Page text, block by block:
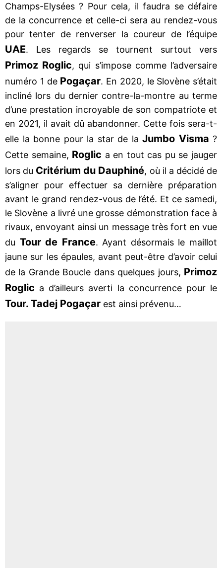
Champs-Elysées ? Pour cela, il faudra se défaire
de la concurrence et celle-ci sera au rendez-vous
pour tenter de renverser la coureur de l’équipe
UAE. Les regards se tournent surtout vers
Primoz Roglic, qui s’impose comme l’adversaire
numéro 1 de Pogaçar. En 2020, le Slovène s’était
incliné lors du dernier contre-la-montre au terme
d’une prestation incroyable de son compatriote et
en 2021, il avait dû abandonner. Cette fois sera-t-
elle la bonne pour la star de la Jumbo Visma ?
Cette semaine, Roglic a en tout cas pu se jauger
lors du Critérium du Dauphiné, où il a décidé de
s’aligner pour effectuer sa dernière préparation
avant le grand rendez-vous de l’été. Et ce samedi,
le Slovène a livré une grosse démonstration face à
rivaux, envoyant ainsi un message très fort en vue
du Tour de France. Ayant désormais le maillot
jaune sur les épaules, avant peut-être d’avoir celui
de la Grande Boucle dans quelques jours, Primoz
Roglic a d’ailleurs averti la concurrence pour le
Tour. Tadej Pogaçar est ainsi prévenu…